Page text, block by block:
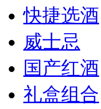
快捷选酒
威士忌
国产红酒
礼盒组合